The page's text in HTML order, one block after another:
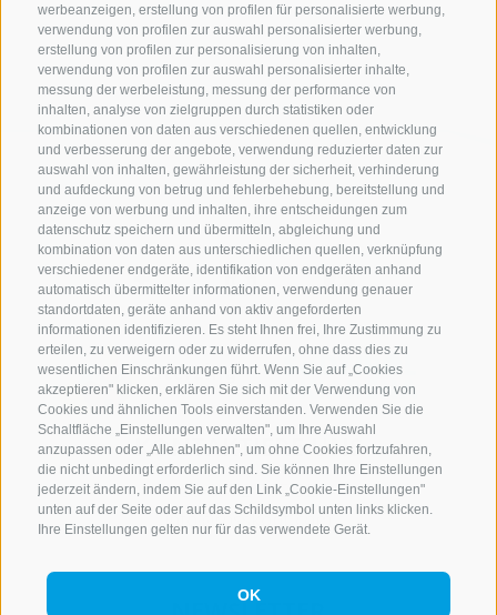
werbeanzeigen, erstellung von profilen für personalisierte werbung,
verwendung von profilen zur auswahl personalisierter werbung,
erstellung von profilen zur personalisierung von inhalten,
verwendung von profilen zur auswahl personalisierter inhalte,
messung der werbeleistung, messung der performance von
inhalten, analyse von zielgruppen durch statistiken oder
kombinationen von daten aus verschiedenen quellen, entwicklung
und verbesserung der angebote, verwendung reduzierter daten zur
auswahl von inhalten, gewährleistung der sicherheit, verhinderung
und aufdeckung von betrug und fehlerbehebung, bereitstellung und
anzeige von werbung und inhalten, ihre entscheidungen zum
datenschutz speichern und übermitteln, abgleichung und
kombination von daten aus unterschiedlichen quellen, verknüpfung
verschiedener endgeräte, identifikation von endgeräten anhand
automatisch übermittelter informationen, verwendung genauer
standortdaten, geräte anhand von aktiv angeforderten
informationen identifizieren. Es steht Ihnen frei, Ihre Zustimmung zu
erteilen, zu verweigern oder zu widerrufen, ohne dass dies zu
wesentlichen Einschränkungen führt. Wenn Sie auf „Cookies
akzeptieren" klicken, erklären Sie sich mit der Verwendung von
Cookies und ähnlichen Tools einverstanden. Verwenden Sie die
Schaltfläche „Einstellungen verwalten", um Ihre Auswahl
anzupassen oder „Alle ablehnen", um ohne Cookies fortzufahren,
die nicht unbedingt erforderlich sind. Sie können Ihre Einstellungen
jederzeit ändern, indem Sie auf den Link „Cookie-Einstellungen"
unten auf der Seite oder auf das Schildsymbol unten links klicken.
Ihre Einstellungen gelten nur für das verwendete Gerät.
OK
KONTAKTIERE UNS
+39 0472 765 521
info@rosskopf.com